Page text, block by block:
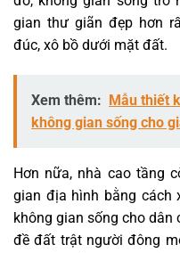
gian thư giãn đẹp hơn
đúc, xô bồ dưới mặt đất.
Xem thêm:
Mẫu thiết
không gian sống cho
Hơn nữa, nhà cao tầng
gian địa hình bằng cách
không gian sống cho dân
đề đất trật người đông